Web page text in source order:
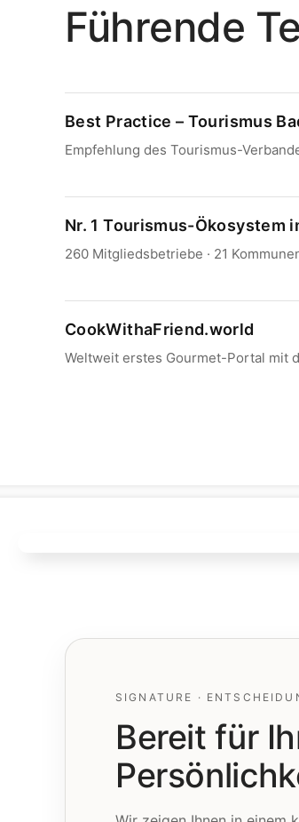
Führende
Best Practice – Tourismus
Empfehlung des Tourismus-
Nr. 1 Tourismus-Ökosystem
260 Mitgliedsbetriebe · 21
CookWithaFriend.world
Weltweit erstes Gourmet-Portal mit
SIGNATURE ·
Bereit für